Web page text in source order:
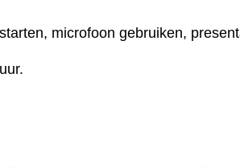
microfoon gebruiken,